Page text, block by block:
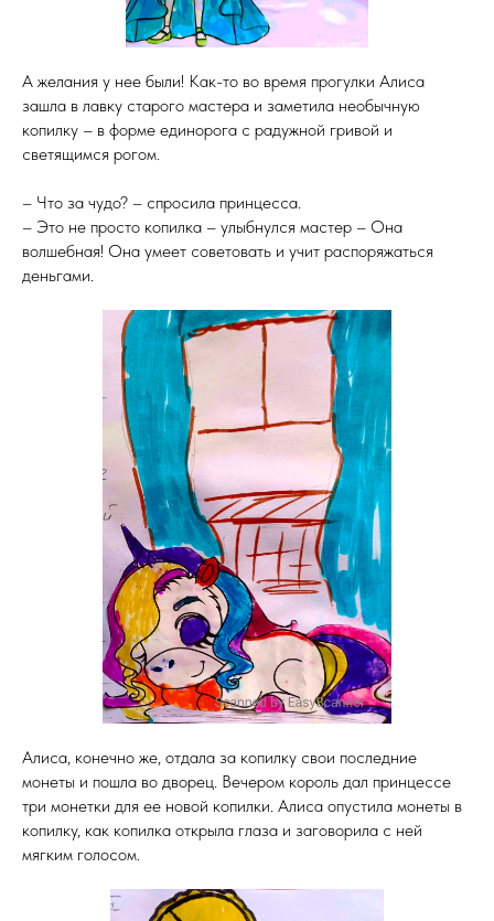
А желания у нее были! Как-то во время прогулки Алиса
зашла в лавку старого мастера и заметила необычную
копилку – в форме единорога с радужной гривой и
светящимся рогом.
– Что за чудо? – спросила принцесса.
– Это не просто копилка – улыбнулся мастер – Она
волшебная! Она умеет советовать и учит распоряжаться
деньгами.
Алиса, конечно же, отдала за копилку свои последние
монеты и пошла во дворец. Вечером король дал принцессе
три монетки для ее новой копилки. Алиса опустила монеты в
копилку, как копилка открыла глаза и заговорила с ней
мягким голосом.